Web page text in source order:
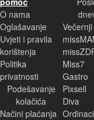
O nama
Oglašavanje
Uvjeti i pravila
korištenja
Politika
privatnosti
Podešavanje
kolačića
Načini plaćanja
Miss7
Gastro
Pixsell
Diva